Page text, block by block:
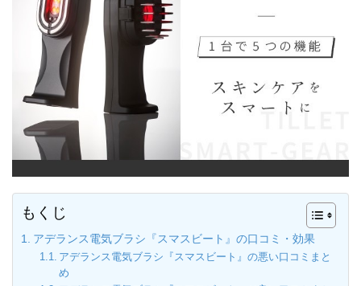
もくじ
アデランス電気ブラシ『スマスビート』の口コミ・効果
アデランス電気ブラシ『スマスビート』の悪い口コミまと
め